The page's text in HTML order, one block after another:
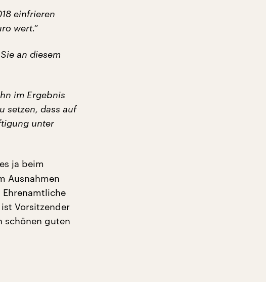
einfrieren
wert.“
an diesem
im Ergebnis
setzen, dass auf
unter
ja beim
Ausnahmen
Ehrenamtliche
Vorsitzender
schönen guten